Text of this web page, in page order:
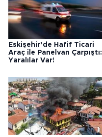
Eskişehir’de Hafif Ticari
Araç ile Panelvan Çarpıştı:
Yaralılar Var!